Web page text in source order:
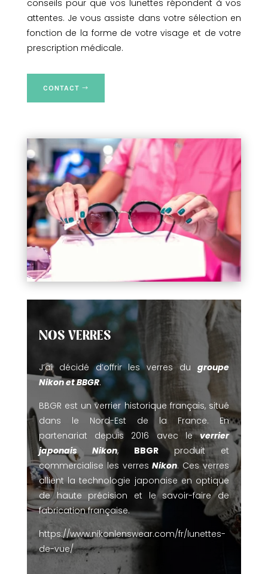
conseils pour que vos lunettes répondent à vos
attentes. Je vous assiste dans votre sélection en
fonction de la forme de votre visage et de votre
prescription médicale.
CONTACT
NOS VERRES
J’ai décidé d’offrir les verres dugroupe
Nikon et BBGR.
BBGR est un verrier historique français, situé
dans le Nord-Est de la France. En
partenariat depuis 2016 avec leverrier
japonais Nikon, BBGR produit et
commercialise les verresNikon. Ces verres
allient la technologie japonaise en optique
de haute précision et le savoir-faire de
fabrication française.
https://www.nikonlenswear.com/fr/lunettes-
de-vue/